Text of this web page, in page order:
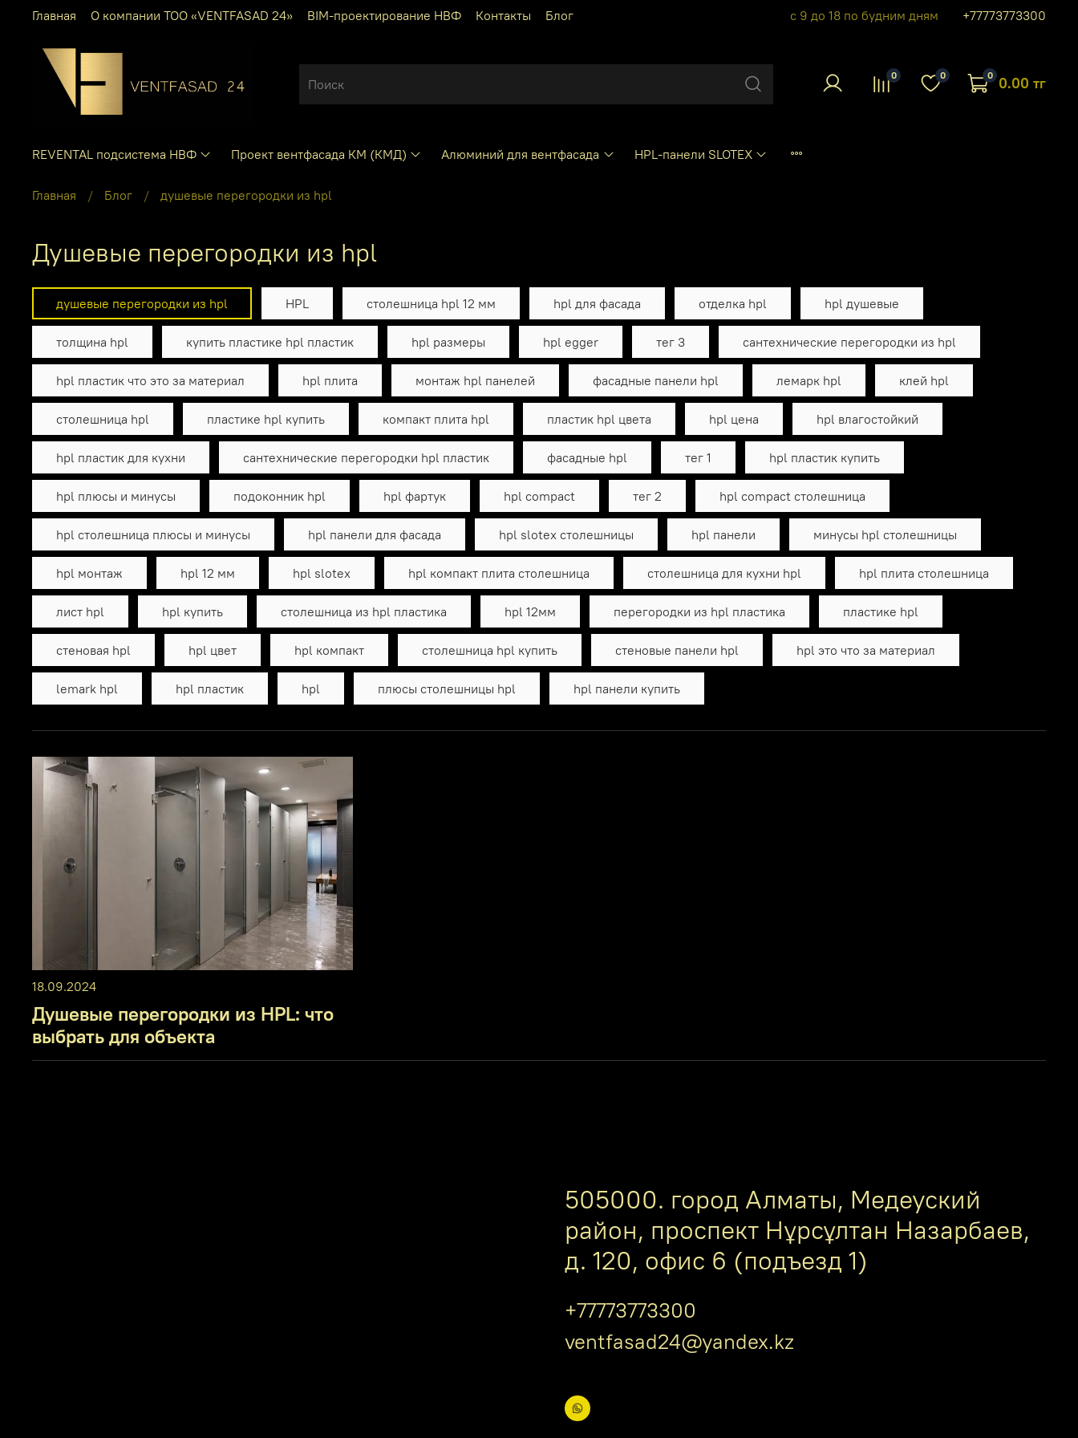
Главная О компании ТОО «VENTFASAD 24» BIM-проектирование НВФ Контакты Блог с 9 до 18 по будним дням +77773773300
0 0 0 0.00 тг
REVENTAL подсистема НВФ Проект вентфасада КМ (КМД) Алюминий для вентфасада HPL-панели SLOTEX
Главная Блог душевые перегородки из hpl
душевые перегородки из hpl
душевые перегородки из hpl HPL столешница hpl 12 мм hpl для фасада отделка hpl hpl душевые
толщина hpl купить пластике hpl пластик hpl размеры hpl egger тег 3 сантехнические перегородки из hpl
hpl пластик что это за материал hpl плита монтаж hpl панелей фасадные панели hpl лемарк hpl клей hpl
столешница hpl пластике hpl купить компакт плита hpl пластик hpl цвета hpl цена hpl влагостойкий
hpl пластик для кухни сантехнические перегородки hpl пластик фасадные hpl тег 1 hpl пластик купить
hpl плюсы и минусы подоконник hpl hpl фартук hpl compact тег 2 hpl compact столешница
hpl столешница плюсы и минусы hpl панели для фасада hpl slotex столешницы hpl панели минусы hpl столешницы
hpl монтаж hpl 12 мм hpl slotex hpl компакт плита столешница столешница для кухни hpl hpl плита столешница
лист hpl hpl купить столешница из hpl пластика hpl 12мм перегородки из hpl пластика пластике hpl
стеновая hpl hpl цвет hpl компакт столешница hpl купить стеновые панели hpl hpl это что за материал
lemark hpl hpl пластик hpl плюсы столешницы hpl hpl панели купить
18.09.2024
Душевые перегородки из HPL: что
выбрать для объекта
505000. город Алматы, Медеуский
район, проспект Нұрсұлтан Назарбаев,
д. 120, офис 6 (подъезд 1)
+77773773300
ventfasad24@yandex.kz